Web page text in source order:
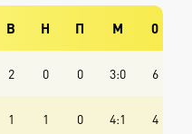
В Н П М 0
2 0 0 3:0 6
1 1 0 4:1 4